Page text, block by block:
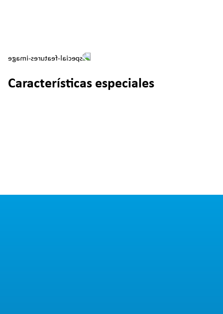
Características especiales